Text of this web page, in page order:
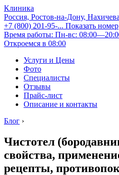
Клиника
Россия, Ростов-на-Дону,
+7 (800) 201-95-... Показать номер
Время работы: Пн-вс:
Откроемся в 08:00
Услуги и Цены
Фото
Специалисты
Отзывы
Прайс-лист
Описание и контакты
Блог ›
Чистотел
свойства,
рецепты,